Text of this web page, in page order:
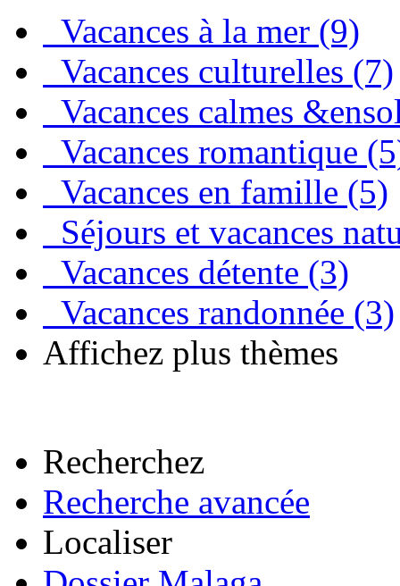
Vacances à la mer (9)
Vacances culturelles (7)
Vacances calmes
Vacances romantique
Vacances en famille (5)
Séjours et vacances
Vacances détente (3)
Vacances randonnée (3)
Affichez plus thèmes
Recherchez
Recherche avancée
Localiser